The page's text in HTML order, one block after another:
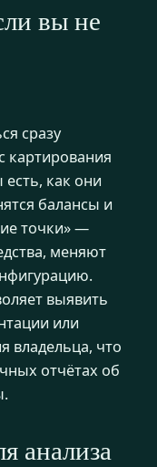
вы не
сразу
картирования
как они
балансы и
точки» —
меняют
выявить
или
что
отчётах об
анализа